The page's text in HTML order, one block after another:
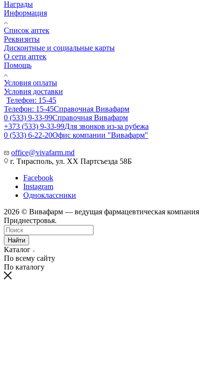
Награды
Информация
Список аптек
Реквизиты
Дисконтные и социальные карты
О сети аптек
Помощь
Условия оплаты
Условия доставки
Телефон: 15-45
Телефон: 15-45Справочная Вивафарм
0 (533) 9-33-99Справочная Вивафарм
+373 (533) 9-33-99Для звонков из-за рубежа
0 (533) 6-22-20Офис компании "Вивафарм"
office@vivafarm.md
г. Тирасполь, ул. ХХ Партсъезда 58Б
Facebook
Instagram
Одноклассники
2026 © Вивафарм — ведущая фармацевтическая компания
Приднестровья.
Найти
Каталог
По всему сайту
По каталогу